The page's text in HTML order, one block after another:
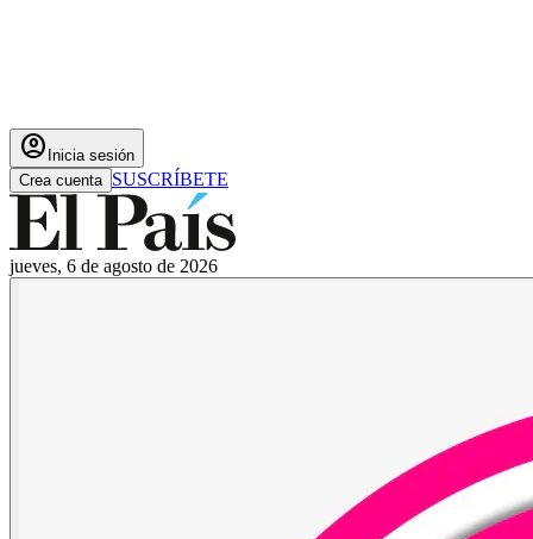
account_circle Inicia sesión
Crea cuenta SUSCRÍBETE
jueves, 6 de agosto de 2026